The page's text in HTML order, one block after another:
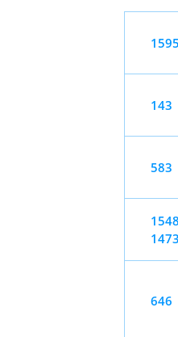
1595
143
583
646